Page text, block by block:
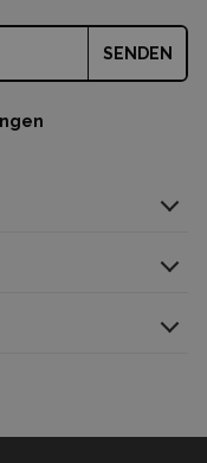
maritimer Thematik zu
SENDEN